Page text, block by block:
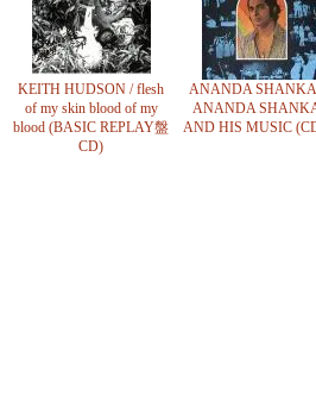
KEITH HUDSON / flesh
of my skin blood of my
blood (BASIC REPLAY盤
CD)
ANANDA
ANANDA
AND HIS MUSIC